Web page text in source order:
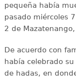
pequeña había
pasado miércoles
2 de
De acuerdo con
había celebrado
de hadas, en